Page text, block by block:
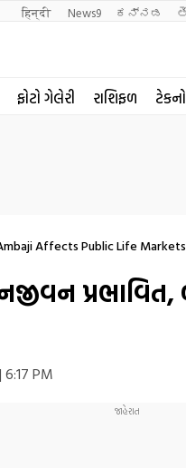
हिन्दी News9 ಕನ್ನಡ
ફોટો ગેલેરી રાશિફળ
Affects Public Life
પ્રભાવિત,
PM